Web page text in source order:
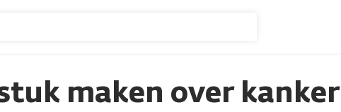
maken over kanker